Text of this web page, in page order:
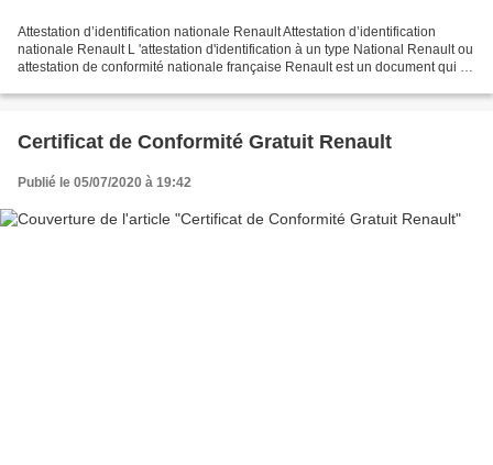
Attestation d’identification nationale Renault Attestation d’identification
nationale Renault L 'attestation d'identification à un type National Renault ou
attestation de conformité nationale française Renault est un document qui se
Certificat de Conformité Gratuit Renault
Publié le 05/07/2020 à 19:42